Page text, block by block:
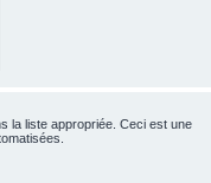
la liste appropriée. Ceci est une